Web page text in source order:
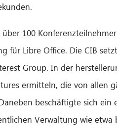
100
für Libre Office. Die CIB
Group. In der
ermitteln, die von
beschäftigte sich
Verwaltung wie